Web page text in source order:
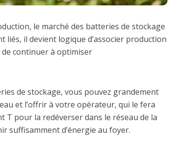
le marché des batteries de stockage
liés, il devient logique d’associer production
continuer à optimiser
de stockage, vous pouvez grandement
et l’offrir à votre opérateur, qui le fera
T pour la redéverser dans le réseau de la
suffisamment d’énergie au foyer.